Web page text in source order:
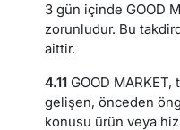
3 gün içinde GOOD
zorunludur. Bu
aittir.
4.11 GOOD MARKET,
gelişen, önceden
konusu ürün veya